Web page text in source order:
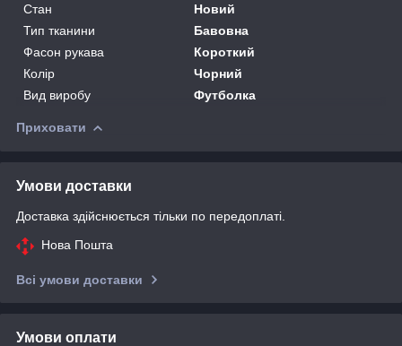
Стан
Новий
Тип тканини
Бавовна
Фасон рукава
Короткий
Колір
Чорний
Вид виробу
Футболка
Приховати
Умови доставки
Доставка здійснюється тільки по передоплаті.
Нова Пошта
Всі умови доставки
Умови оплати